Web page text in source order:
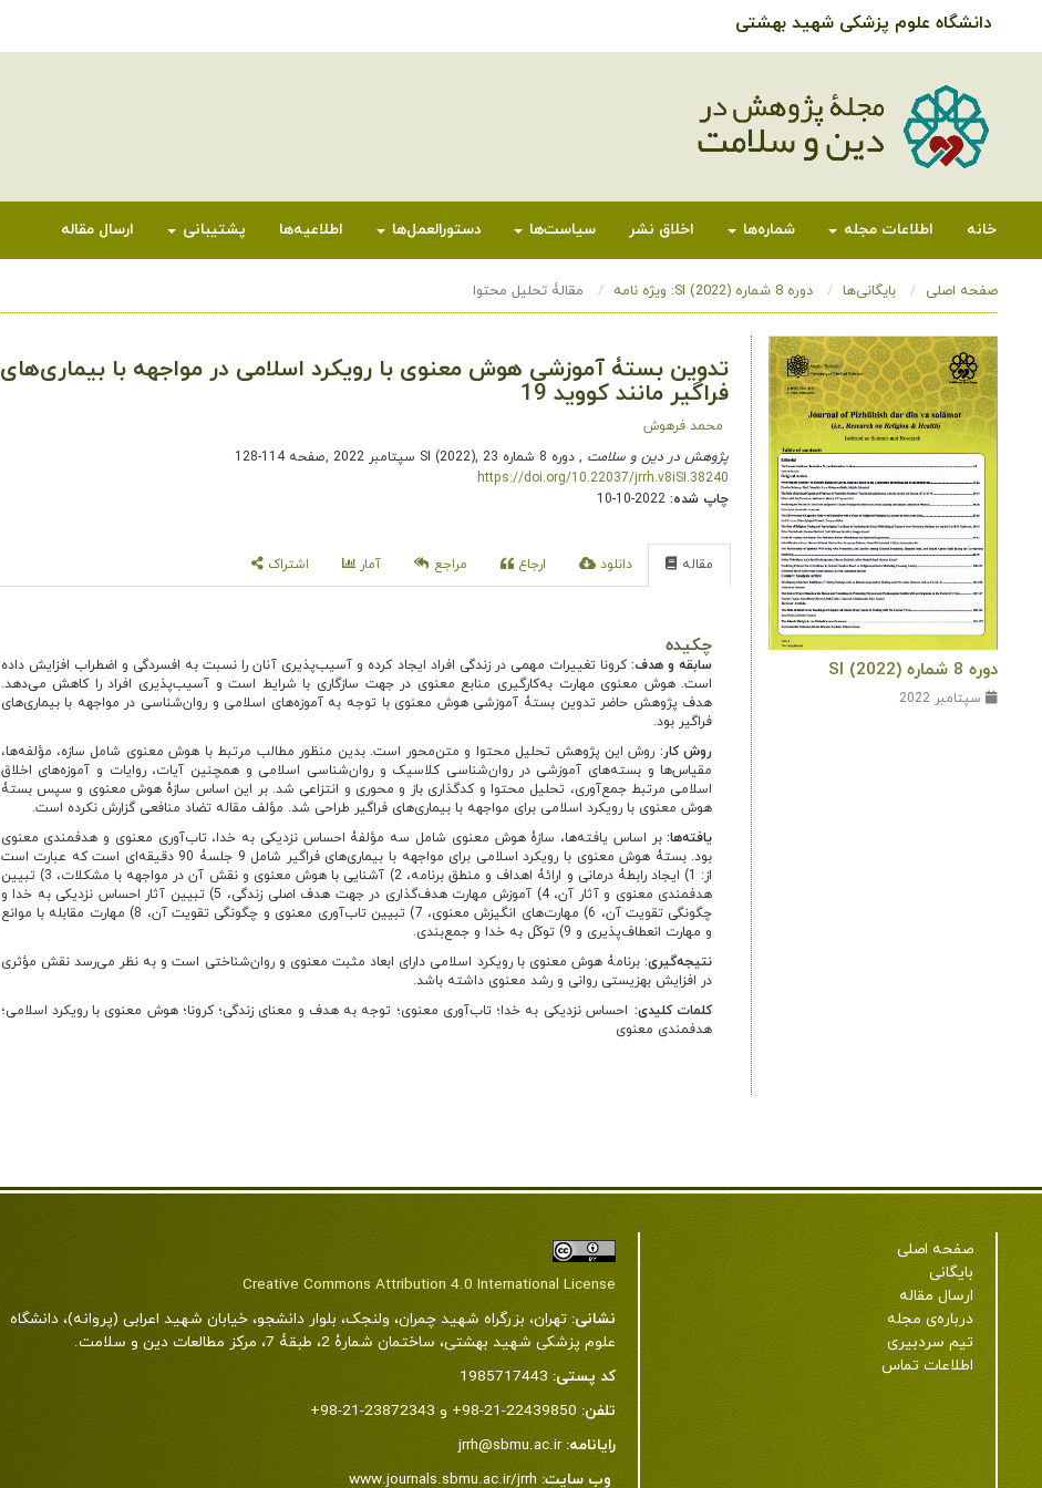
دانشگاه علوم پزشکی شهید بهشتی
خانه اطلاعات مجله شماره‌ها اخلاق نشر سیاست‌ها دستورالعمل‌ها اطلاعیه‌ها پشتیبانی ارسال مقاله
صفحه اصلی بایگانی‌ها دوره 8 شماره SI (2022): ویژه نامه مقالۀ تحلیل محتوا
دوره 8 شماره SI (2022)
سپتامبر 2022
تدوین بستۀ آموزشی هوش معنوی با رویکرد اسلامی در مواجهه با بیماری‌های
فراگیر مانند کووید 19
محمد فرهوش
پژوهش در دین و سلامت , دوره 8 شماره SI (2022), 23 سپتامبر 2022 ,صفحه 114-128
https://doi.org/10.22037/jrrh.v8iSI.38240
چاپ شده:2022-10-10
مقاله دانلود ارجاع مراجع آمار اشتراک
چکیده
سابقه و هدف:کرونا تغییرات مهمی در زندگی افراد ایجاد کرده و آسیب‌پذیری آنان را نسبت به افسردگی و اضطراب افزایش داده
است. هوش معنوی مهارت به‌کارگیری منابع معنوی در جهت سازگاری با شرایط است و آسیب‌پذیری افراد را کاهش می‌دهد.
هدف پژوهش حاضر تدوین بستۀ آموزشی هوش معنوی با ‌توجه به آموزه‌های اسلامی و روان‌شناسی در مواجهه با بیماری‌های
فراگیر بود.
روش کار: روش این پژوهش تحلیل محتوا و متن‌محور است. بدین منظور مطالب مرتبط با هوش معنوی شامل سازه، مؤلفه‌ها،
مقیاس‌ها و بسته‌های آموزشی در روان‌شناسی کلاسیک و روان‌شناسی اسلامی و همچنین آیات، روایات و آموزه‌های اخلاق
اسلامی مرتبط جمع‌آوری، تحلیل محتوا و کدگذاری باز و محوری و انتزاعی شد. بر ‌این اساس سازۀ هوش معنوی و سپس بستۀ
هوش معنوی با رویکرد اسلامی برای مواجهه با بیماری‌های فراگیر طراحی شد. مؤلف مقاله تضاد منافعی گزارش نکرده است.
یافتهها:بر اساس یافته‌ها، سازۀ هوش معنوی شامل سه مؤلفۀ احساس نزدیکی به خدا، تاب‌آوری معنوی و هدفمندی معنوی
بود. بستۀ هوش معنوی با رویکرد اسلامی برای مواجهه با بیماری‌های فراگیر شامل 9 جلسۀ 90 دقیقه‌ای است که عبارت است
از: 1) ایجاد رابطۀ درمانی و ارائۀ اهداف و منطق برنامه، 2) آشنایی با هوش معنوی و نقش آن در مواجهه با مشکلات، 3) تبیین
هدفمندی معنوی و آثار آن، 4) آموزش مهارت هدف‌گذاری در جهت هدف اصلی زندگی، 5) تبیین آثار احساس نزدیکی به خدا و
چگونگی تقویت آن، 6) مهارت‌های انگیزش معنوی، 7) تبیین تاب‌آوری معنوی و چگونگی تقویت آن، 8) مهارت مقابله با موانع
و مهارت انعطاف‌پذیری و 9) توکّل به خدا و جمع‌بندی.
نتیجهگیری:برنامۀ هوش معنوی با رویکرد اسلامی دارای ابعاد مثبت معنوی و روان‌شناختی است و به‌ نظر می‌رسد نقش مؤثری
در افزایش بهزیستی روانی و رشد معنوی داشته باشد.
کلمات کلیدی: احساس نزدیکی به خدا؛ تاب‌آوری معنوی؛ توجه به هدف و معنای زندگی؛ کرونا؛ هوش معنوی با رویکرد اسلامی؛
هدفمندی معنوی
صفحه اصلی
بایگانی
ارسال مقاله
درباره‌ی مجله
تیم سردبیری
اطلاعات تماس
Creative Commons Attribution 4.0 International License
نشانی:تهران، بزرگراه شهید چمران، ولنجک، بلوار دانشجو، خیابان شهید اعرابی (پروانه)، دانشگاه
علوم پزشکی شهید بهشتی، ساختمان شمارۀ 2، طبقۀ 7، مرکز مطالعات دین و سلامت.
کد پستی: 1985717443
تلفن:
رایانامه:jrrh@sbmu.ac.ir
وب سایت: